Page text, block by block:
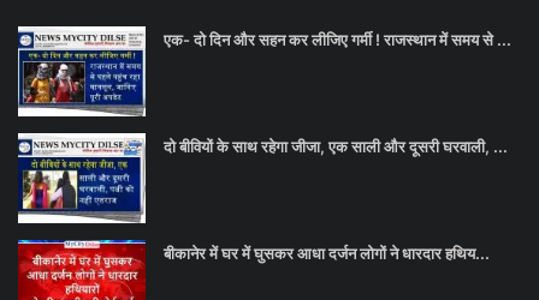
एक- दो दिन और सहन कर लीजिए गर्मी ! राजस्थान में समय से ...
दो बीवियों के साथ रहेगा जीजा, एक साली और दूसरी घरवाली, ...
बीकानेर में घर में घुसकर आधा दर्जन लोगों ने धारदार हथिय...